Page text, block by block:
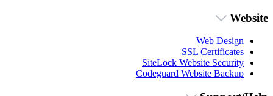
Website
Web Design
SSL Certificates
SiteLock Website Security
Codeguard Website Backup